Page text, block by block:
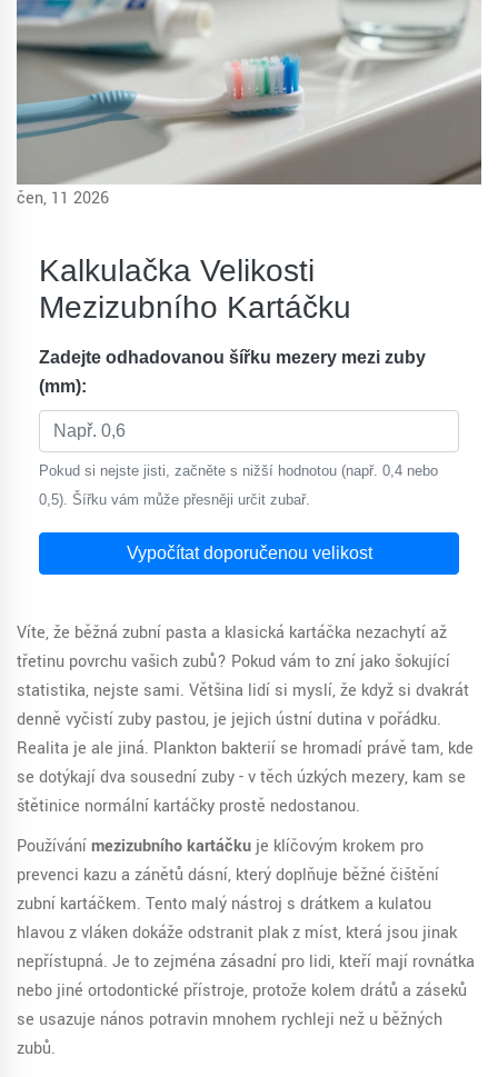
čen, 11 2026
Kalkulačka Velikosti
Mezizubního Kartáčku
Zadejte odhadovanou šířku mezery mezi zuby
(mm):
Pokud si nejste jisti, začněte s nižší hodnotou (např. 0,4 nebo
0,5). Šířku vám může přesněji určit zubař.
Vypočítat doporučenou velikost
Víte, že běžná zubní pasta a klasická kartáčka nezachytí až
třetinu povrchu vašich zubů? Pokud vám to zní jako šokující
statistika, nejste sami. Většina lidí si myslí, že když si dvakrát
denně vyčistí zuby pastou, je jejich ústní dutina v pořádku.
Realita je ale jiná. Plankton bakterií se hromadí právě tam, kde
se dotýkají dva sousední zuby - v těch úzkých mezery, kam se
štětinice normální kartáčky prostě nedostanou.
Používánímezizubního kartáčku je klíčovým krokem pro
prevenci kazu a zánětů dásní, který doplňuje běžné čištění
zubní kartáčkem. Tento malý nástroj s drátkem a kulatou
hlavou z vláken dokáže odstranit plak z míst, která jsou jinak
nepřístupná. Je to zejména zásadní pro lidi, kteří mají rovnátka
nebo jiné ortodontické přístroje, protože kolem drátů a záseků
se usazuje nános potravin mnohem rychleji než u běžných
zubů.